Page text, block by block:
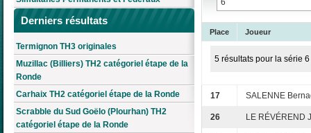
Derniers résultats
Termignon TH3 originales
Muzillac (Billiers) TH2 catégoriel étape de la
Ronde
Carhaix TH2 catégoriel étape de la Ronde
Scrabble du Sud Goëlo (Plourhan) TH2
catégoriel étape de la Ronde
Place Joueur
5 résultats pour la série 6
17 SALENNE
26 LE RÉVÉREND